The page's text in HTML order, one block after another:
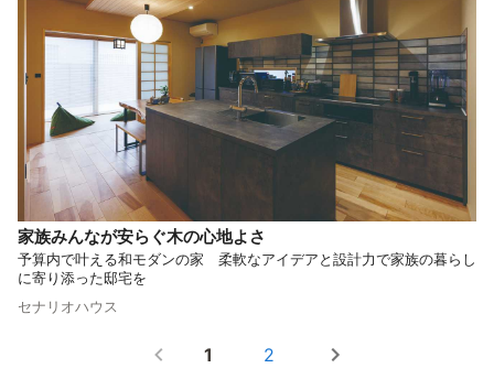
家族みんなが安らぐ木の心地よさ
予算内で叶える和モダンの家 柔軟なアイデアと設計力で家族の暮らし
に寄り添った邸宅を
セナリオハウス
1 2